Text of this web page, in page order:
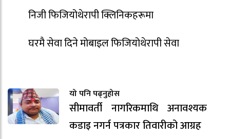
निजी फिजियोथेरापी क्लिनिकहरूमा
घरमै सेवा दिने मोबाइल फिजियोथेरापी सेवा
यो पनि पढ्नुहोस
सीमावर्ती नागरिकमाथि अनावश्यक
कडाइ नगर्न पत्रकार तिवारीको आग्रह